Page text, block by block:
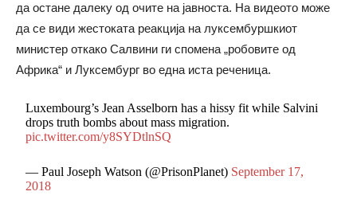
да остане далеку од очите на јавноста. На видеото може
да се види жестоката реакција на луксембуршкиот
министер откако Салвини ги спомена „робовите од
Африка“ и Луксембург во една иста реченица.
Luxembourg’s Jean Asselborn has a hissy fit while Salvini
drops truth bombs about mass migration.
pic.twitter.com/y8SYDtlnSQ
— Paul Joseph Watson (@PrisonPlanet) September 17,
2018